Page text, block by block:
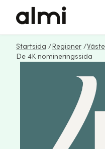
Startsida / Regioner /
De 4K nomineringssida